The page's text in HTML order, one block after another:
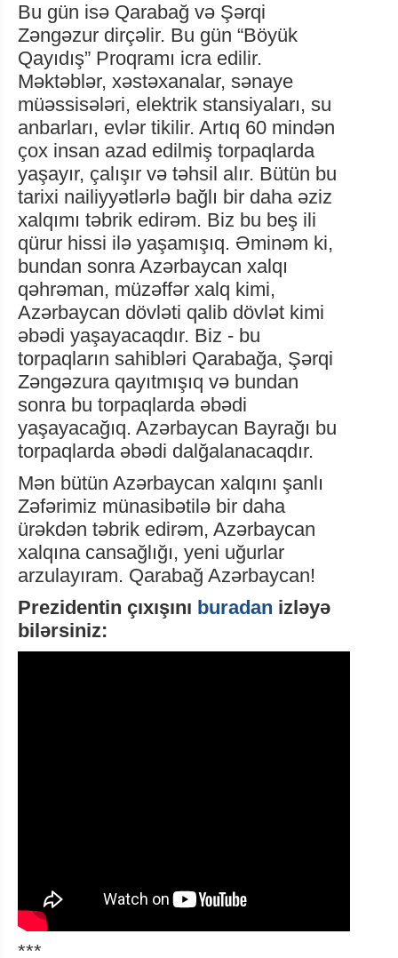
Bu gün isə Qarabağ və Şərqi
Zəngəzur dirçəlir. Bu gün “Böyük
Qayıdış” Proqramı icra edilir.
Məktəblər, xəstəxanalar, sənaye
müəssisələri, elektrik stansiyaları, su
anbarları, evlər tikilir. Artıq 60 mindən
çox insan azad edilmiş torpaqlarda
yaşayır, çalışır və təhsil alır. Bütün bu
tarixi nailiyyətlərlə bağlı bir daha əziz
xalqımı təbrik edirəm. Biz bu beş ili
qürur hissi ilə yaşamışıq. Əminəm ki,
bundan sonra Azərbaycan xalqı
qəhrəman, müzəffər xalq kimi,
Azərbaycan dövləti qalib dövlət kimi
əbədi yaşayacaqdır. Biz - bu
torpaqların sahibləri Qarabağa, Şərqi
Zəngəzura qayıtmışıq və bundan
sonra bu torpaqlarda əbədi
yaşayacağıq. Azərbaycan Bayrağı bu
torpaqlarda əbədi dalğalanacaqdır.
Mən bütün Azərbaycan xalqını şanlı
Zəfərimiz münasibətilə bir daha
ürəkdən təbrik edirəm, Azərbaycan
xalqına cansağlığı, yeni uğurlar
arzulayıram. Qarabağ Azərbaycan!
Prezidentin çıxışını buradan izləyə
bilərsiniz:
***